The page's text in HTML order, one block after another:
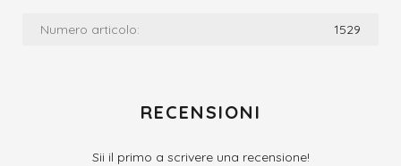
Numero articolo: 1529
RECENSIONI
Sii il primo a scrivere una recensione!